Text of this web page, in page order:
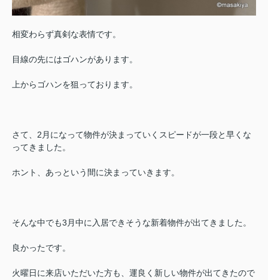
相変わらず真剣な表情です。
目線の先にはゴハンがあります。
上からゴハンを狙っております。
さて、2月になって物件が決まっていくスピードが一段と早くな
ってきました。
ホント、あっという間に決まっていきます。
そんな中でも3月中に入居できそうな新着物件が出てきました。
良かったです。
火曜日に来店いただいた方も、運良く新しい物件が出てきたので